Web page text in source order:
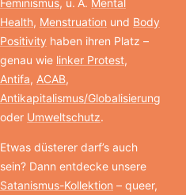
Feminismus, u. A. Mental
Health, Menstruation und Body
Positivity haben ihren Platz –
genau wie linker Protest,
Antifa, ACAB,
Antikapitalismus/Globalisierung
oder Umweltschutz.
Etwas düsterer darf’s auch
sein? Dann entdecke unsere
Satanismus-Kollektion – queer,